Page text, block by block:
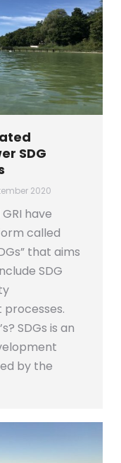
SDG
2020
have
called
that aims
SDG
SDGs is an
by the